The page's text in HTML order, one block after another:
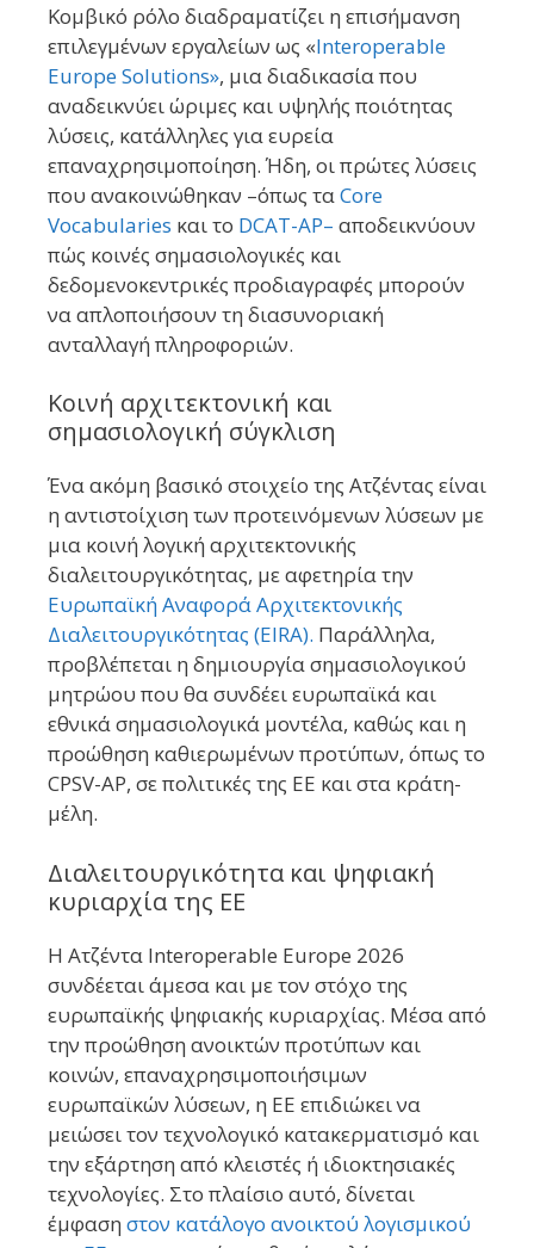
Κομβικό ρόλο διαδραματίζει η επισήμανση
επιλεγμένων εργαλείων ως «Interoperable
Europe Solutions», μια διαδικασία που
αναδεικνύει ώριμες και υψηλής ποιότητας
λύσεις, κατάλληλες για ευρεία
επαναχρησιμοποίηση. Ήδη, οι πρώτες λύσεις
που ανακοινώθηκαν –όπως ταCore
Vocabularies και το DCAT-AP– αποδεικνύουν
πώς κοινές σημασιολογικές και
δεδομενοκεντρικές προδιαγραφές μπορούν
να απλοποιήσουν τη διασυνοριακή
ανταλλαγή πληροφοριών.
Κοινή αρχιτεκτονική και
σημασιολογική σύγκλιση
Ένα ακόμη βασικό στοιχείο της Ατζέντας είναι
η αντιστοίχιση των προτεινόμενων λύσεων με
μια κοινή λογική αρχιτεκτονικής
διαλειτουργικότητας, με αφετηρία την
Ευρωπαϊκή Αναφορά Αρχιτεκτονικής
Διαλειτουργικότητας (EIRA). Παράλληλα,
προβλέπεται η δημιουργία σημασιολογικού
μητρώου που θα συνδέει ευρωπαϊκά και
εθνικά σημασιολογικά μοντέλα, καθώς και η
προώθηση καθιερωμένων προτύπων, όπως το
CPSV-AP, σε πολιτικές της ΕΕ και στα κράτη-
μέλη.
Διαλειτουργικότητα και ψηφιακή
κυριαρχία της ΕΕ
Η Ατζέντα Interoperable Europe 2026
συνδέεται άμεσα και με τον στόχο της
ευρωπαϊκής ψηφιακής κυριαρχίας. Μέσα από
την προώθηση ανοικτών προτύπων και
κοινών, επαναχρησιμοποιήσιμων
ευρωπαϊκών λύσεων, η ΕΕ επιδιώκει να
μειώσει τον τεχνολογικό κατακερματισμό και
την εξάρτηση από κλειστές ή ιδιοκτησιακές
τεχνολογίες. Στο πλαίσιο αυτό, δίνεται
έμφαση στον κατάλογο ανοικτού λογισμικού